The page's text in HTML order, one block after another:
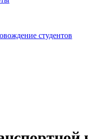
студентов